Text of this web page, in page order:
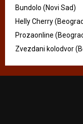
Bundolo (Novi Sad)
Helly Cherry
Prozaonline
Zvezdani kolodvor